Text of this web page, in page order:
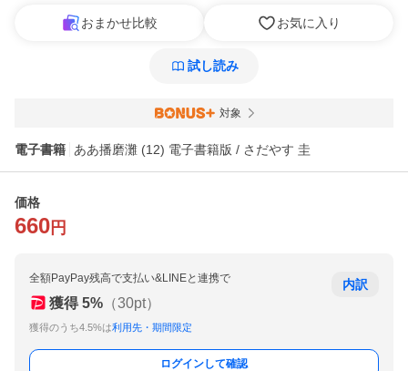
おまかせ比較 お気に入り
試し読み
対象
電子書籍 ああ播磨灘 (12) 電子書籍版 / さだやす 圭
価格
660 円
全額PayPay残高で支払い&LINEと連携で
獲得 5% （30pt）
獲得のうち4.5%は利用先・期間限定
内訳
ログインして確認